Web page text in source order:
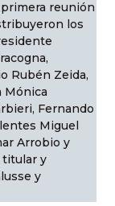
reunión
los
Rubén Zeida,
Mónica
Fernando
Miguel
Arrobio y
titular y
y